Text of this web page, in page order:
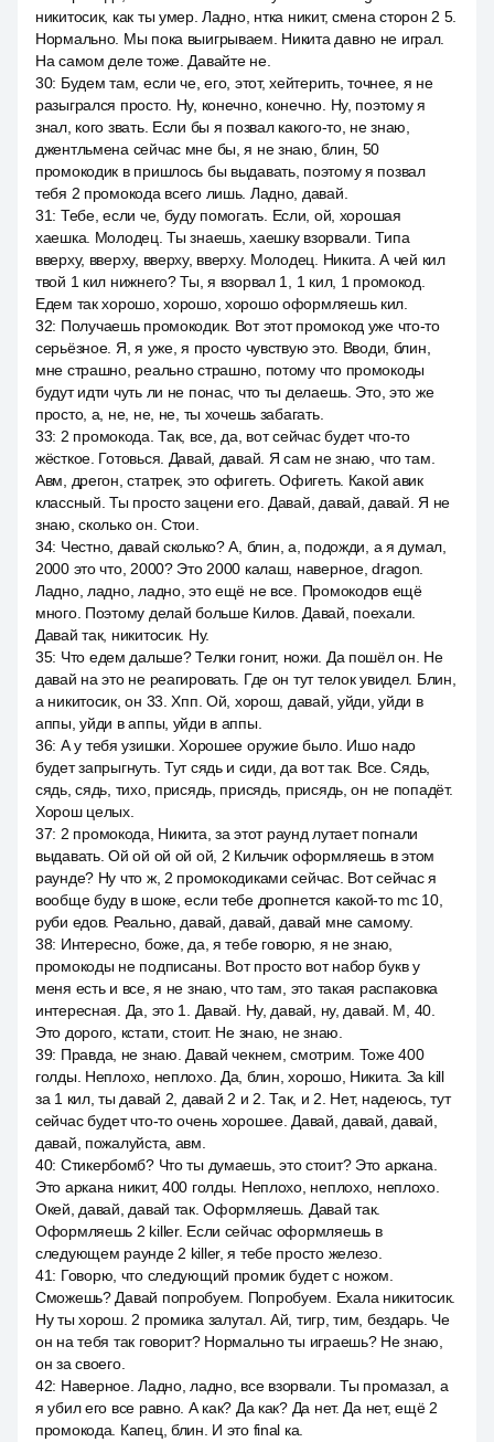
никитосик, как ты умер. Ладно, нтка никит, смена сторон 2 5.
Нормально. Мы пока выигрываем. Никита давно не играл.
На самом деле тоже. Давайте не.
30: Будем там, если че, его, этот, хейтерить, точнее, я не
разыгрался просто. Ну, конечно, конечно. Ну, поэтому я
знал, кого звать. Если бы я позвал какого-то, не знаю,
джентльмена сейчас мне бы, я не знаю, блин, 50
промокодик в пришлось бы выдавать, поэтому я позвал
тебя 2 промокода всего лишь. Ладно, давай.
31: Тебе, если че, буду помогать. Если, ой, хорошая
хаешка. Молодец. Ты знаешь, хаешку взорвали. Типа
вверху, вверху, вверху, вверху. Молодец. Никита. А чей кил
твой 1 кил нижнего? Ты, я взорвал 1, 1 кил, 1 промокод.
Едем так хорошо, хорошо, хорошо оформляешь кил.
32: Получаешь промокодик. Вот этот промокод уже что-то
серьёзное. Я, я уже, я просто чувствую это. Вводи, блин,
мне страшно, реально страшно, потому что промокоды
будут идти чуть ли не понас, что ты делаешь. Это, это же
просто, а, не, не, не, ты хочешь забагать.
33: 2 промокода. Так, все, да, вот сейчас будет что-то
жёсткое. Готовься. Давай, давай. Я сам не знаю, что там.
Авм, дрегон, статрек, это офигеть. Офигеть. Какой авик
классный. Ты просто зацени его. Давай, давай, давай. Я не
знаю, сколько он. Стои.
34: Честно, давай сколько? А, блин, а, подожди, а я думал,
2000 это что, 2000? Это 2000 калаш, наверное, dragon.
Ладно, ладно, ладно, это ещё не все. Промокодов ещё
много. Поэтому делай больше Килов. Давай, поехали.
Давай так, никитосик. Ну.
35: Что едем дальше? Телки гонит, ножи. Да пошёл он. Не
давай на это не реагировать. Где он тут телок увидел. Блин,
а никитосик, он 33. Хпп. Ой, хорош, давай, уйди, уйди в
аппы, уйди в аппы, уйди в аппы.
36: А у тебя узишки. Хорошее оружие было. Ишо надо
будет запрыгнуть. Тут сядь и сиди, да вот так. Все. Сядь,
сядь, сядь, тихо, присядь, присядь, присядь, он не попадёт.
Хорош целых.
37: 2 промокода, Никита, за этот раунд лутает погнали
выдавать. Ой ой ой ой ой, 2 Кильчик оформляешь в этом
раунде? Ну что ж, 2 промокодиками сейчас. Вот сейчас я
вообще буду в шоке, если тебе дропнется какой-то mc 10,
руби едов. Реально, давай, давай, давай мне самому.
38: Интересно, боже, да, я тебе говорю, я не знаю,
промокоды не подписаны. Вот просто вот набор букв у
меня есть и все, я не знаю, что там, это такая распаковка
интересная. Да, это 1. Давай. Ну, давай, ну, давай. М, 40.
Это дорого, кстати, стоит. Не знаю, не знаю.
39: Правда, не знаю. Давай чекнем, смотрим. Тоже 400
голды. Неплохо, неплохо. Да, блин, хорошо, Никита. За kill
за 1 кил, ты давай 2, давай 2 и 2. Так, и 2. Нет, надеюсь, тут
сейчас будет что-то очень хорошее. Давай, давай, давай,
давай, пожалуйста, авм.
40: Стикербомб? Что ты думаешь, это стоит? Это аркана.
Это аркана никит, 400 голды. Неплохо, неплохо, неплохо.
Окей, давай, давай так. Оформляешь. Давай так.
Оформляешь 2 killer. Если сейчас оформляешь в
следующем раунде 2 killer, я тебе просто железо.
41: Говорю, что следующий промик будет с ножом.
Сможешь? Давай попробуем. Попробуем. Ехала никитосик.
Ну ты хорош. 2 промика залутал. Ай, тигр, тим, бездарь. Че
он на тебя так говорит? Нормально ты играешь? Не знаю,
он за своего.
42: Наверное. Ладно, ладно, все взорвали. Ты промазал, а
я убил его все равно. А как? Да как? Да нет. Да нет, ещё 2
промокода. Капец, блин. И это final ка.